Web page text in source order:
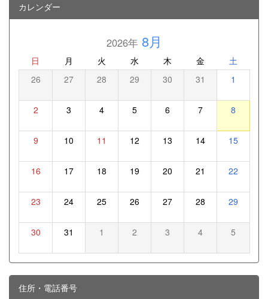
カレンダー
2026年8月
日 月 火 水 木 金 土
26 27 28 29 30 31 1
2 3 4 5 6 7 8
9 10 11 12 13 14 15
16 17 18 19 20 21 22
23 24 25 26 27 28 29
30 31 1 2 3 4 5
住所・電話番号